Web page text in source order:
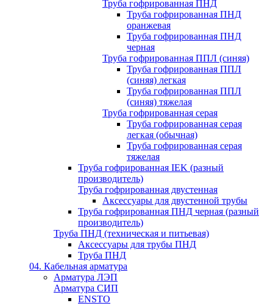
Труба гофрированная ПНД
Труба гофрированная ПНД
оранжевая
Труба гофрированная ПНД
черная
Труба гофрированная ППЛ (синяя)
Труба гофрированная ППЛ
(синяя) легкая
Труба гофрированная ППЛ
(синяя) тяжелая
Труба гофрированная серая
Труба гофрированная серая
легкая (обычная)
Труба гофрированная серая
тяжелая
Труба гофрированная IEK (разный
производитель)
Труба гофрированная двустенная
Аксессуары для двустенной трубы
Труба гофрированная ПНД черная (разный
производитель)
Труба ПНД (техническая и питьевая)
Аксессуары для трубы ПНД
Труба ПНД
04. Кабельная арматура
Арматура ЛЭП
Арматура СИП
ENSTO